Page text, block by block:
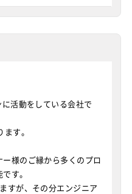
活動をしている会社で
す。
様のご縁から多くのプロ
す。
すが、その分エンジニア